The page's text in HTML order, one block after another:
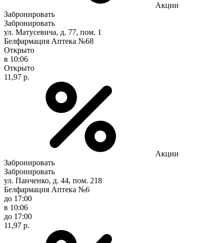
Акции
Забронировать
Забронировать
ул. Матусевича, д. 77, пом. 1
Белфармация Аптека №68
Открыто
в 10:06
Открыто
11,97 р.
Акции
Забронировать
Забронировать
ул. Панченко, д. 44, пом. 218
Белфармация Аптека №6
до 17:00
в 10:06
до 17:00
11,97 р.